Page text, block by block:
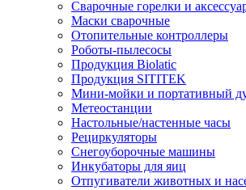
Сварочные горелки и
Маски сварочные
Отопительные контроллеры
Роботы-пылесосы
Продукция Biolatic
Продукция SITITEK
Мини-мойки и портативный
Метеостанции
Настольные/настенные часы
Рециркуляторы
Снегоуборочные машины
Инкубаторы для яиц
Отпугиватели животных и